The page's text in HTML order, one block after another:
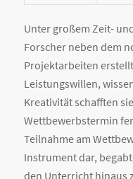
Unter großem Zeit-
Forscher neben dem
Projektarbeiten
Leistungswillen,
Kreativität schafften
Wettbewerbstermin
Teilnahme am
Instrument dar,
den Unterricht hinaus